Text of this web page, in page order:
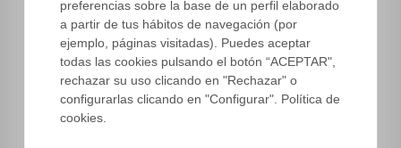
preferencias sobre la base de un perfil elaborado
a partir de tus hábitos de navegación (por
ejemplo, páginas visitadas). Puedes aceptar
todas las cookies pulsando el botón “ACEPTAR",
rechazar su uso clicando en "Rechazar" o
configurarlas clicando en "Configurar". Política de
cookies.